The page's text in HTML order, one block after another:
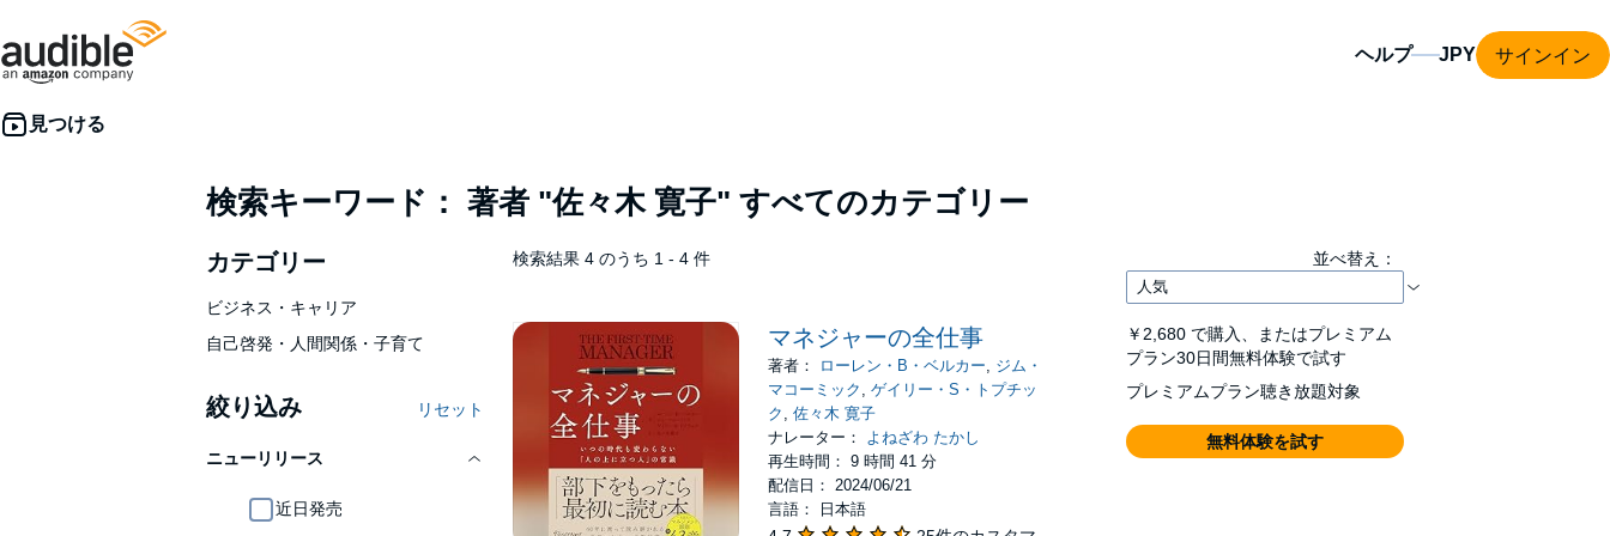
ヘルプ サインイン
検索キーワード： 著者 "佐々木 寛子" すべてのカテゴリー
カテゴリー
ビジネス・キャリア
自己啓発・人間関係・子育て
絞り込み リセット
ニューリリース
近日発売
検索結果 4 のうち 1 - 4 件 並べ替え：
マネジャーの全仕事
著者： ローレン・B・ベルカー, ジム・
マコーミック ,ゲイリー・S・トプチッ
ク ,佐々木 寛子
ナレーター： よねざわ たかし
再生時間： 9 時間 41 分
配信日： 2024/06/21
言語： 日本語
￥2,680 で購入、またはプレミアム
プラン30日間無料体験で試す
プレミアムプラン聴き放題対象
無料体験を試す